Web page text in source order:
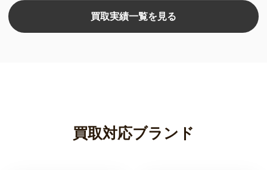
買取実績一覧を見る
買取対応ブランド